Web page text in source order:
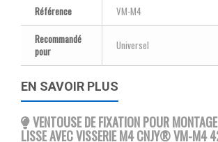
Référence
VM-M4
Recommandé
pour
Universel
EN SAVOIR PLUS
VENTOUSE DE FIXATION POUR
LISSE AVEC VISSERIE M4 CNJY® VM-M4